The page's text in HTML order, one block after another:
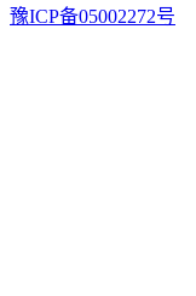
豫ICP备05002272号